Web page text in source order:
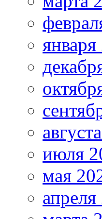
июля
мая
апреля